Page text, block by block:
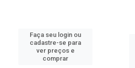
Faça seu login ou
cadastre-se para
ver preços e
comprar